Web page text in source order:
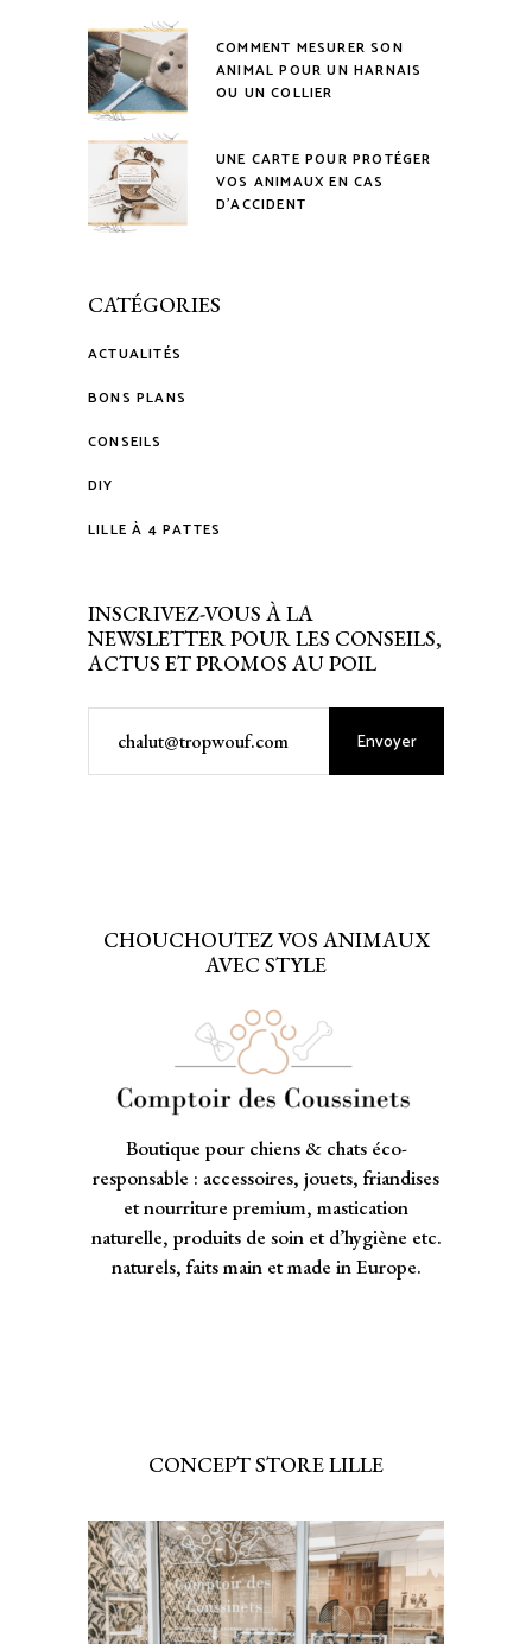
COMMENT MESURER SON
ANIMAL POUR UN HARNAIS
OU UN COLLIER
UNE CARTE POUR PROTÉGER
VOS ANIMAUX EN CAS
D’ACCIDENT
CATÉGORIES
ACTUALITÉS
BONS PLANS
CONSEILS
DIY
LILLE À 4 PATTES
INSCRIVEZ-VOUS À LA
NEWSLETTER POUR LES CONSEILS,
ACTUS ET PROMOS AU POIL
Envoyer
CHOUCHOUTEZ VOS ANIMAUX
AVEC STYLE
Boutique pour chiens & chats éco-
responsable : accessoires, jouets, friandises
et nourriture premium, mastication
naturelle, produits de soin et d’hygiène etc.
naturels, faits main et made in Europe.
CONCEPT STORE LILLE